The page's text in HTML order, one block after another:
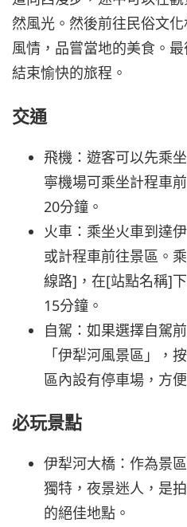
然風光。然後前往民俗文
風情，品嘗當地的美食。
結束愉快的旅程。
交通
飛機：遊客可以先乘
寧機場可乘坐計程車
20分鐘。
火車：乘坐火車到達
或計程車前往景區。
線路]，在[站點名稱]
15分鐘。
自駕：如果選擇自駕
「伊犁河風景區」，
區內設有停車場，方
必玩景點
伊犁河大橋：作為景
獨特，夜景迷人，是
的絕佳地點。